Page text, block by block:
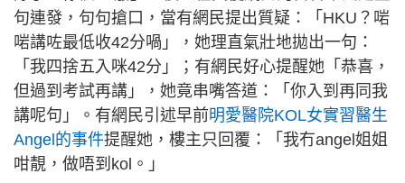
句連發，句句搶口，當有網民提出質疑：「HKU？啱
啱講咗最低收42分喎」，她理直氣壯地拋出一句：
「我四捨五入咪42分」；有網民好心提醒她「恭喜，
但過到考試再講」，她竟串嘴答道：「你入到再同我
講呢句」。有網民引述早前明愛醫院KOL女實習醫生
Angel的事件提醒她，樓主只回覆：「我冇angel姐姐
咁靚，做唔到kol。」